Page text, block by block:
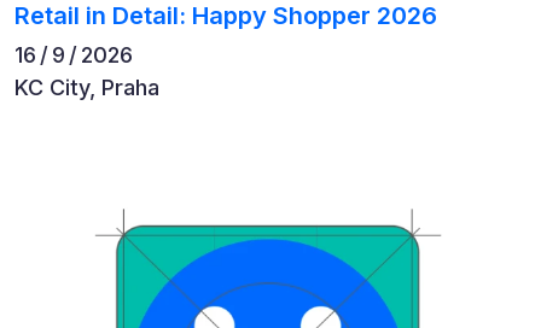
Retail in Detail: Happy Shopper 2026
16 / 9 / 2026
KC City, Praha